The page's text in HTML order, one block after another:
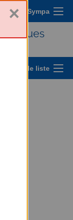
Menu Sympa
Options de liste
×